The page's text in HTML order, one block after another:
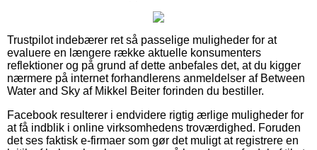
Trustpilot indebærer ret så passelige muligheder for at
evaluere en længere række aktuelle konsumenters
reflektioner og på grund af dette anbefales det, at du kigger
nærmere på internet forhandlerens anmeldelser af Between
Water and Sky af Mikkel Beiter forinden du bestiller.
Facebook resulterer i endvidere rigtig ærlige muligheder for
at få indblik i online virksomhedens troværdighed. Foruden
det ses faktisk e-firmaer som gør det muligt at registrere en